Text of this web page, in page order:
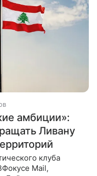
амбиции»:
Ливану
клуба
Mail,